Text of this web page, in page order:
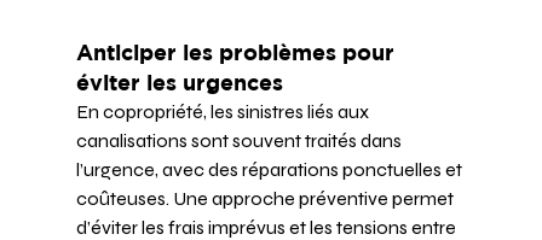
Anticiper les problèmes pour
éviter les urgences
En copropriété, les sinistres liés aux
canalisations sont souvent traités dans
l’urgence, avec des réparations ponctuelles et
coûteuses. Une approche préventive permet
d’éviter les frais imprévus et les tensions entre